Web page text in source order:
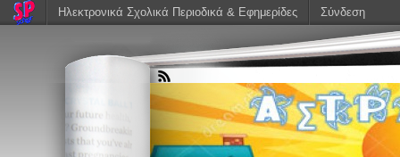
Ηλεκτρονικά Σχολικά Περιοδικά & Εφημερίδες Σύνδεση